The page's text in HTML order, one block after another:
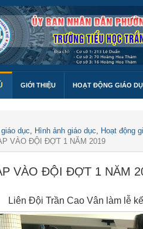
GIỚI THIỆU HOẠT ĐỘNG GIÁO
dục, Hình ảnh giáo dục, Hoạt động
VÀO ĐỘI ĐỢT 1 NĂM 2019
VÀO ĐỘI ĐỢT 1 NĂM
Liên Đội Trần Cao Vân làm lễ